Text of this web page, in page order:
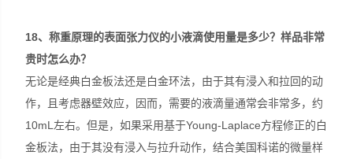
18、称重原理的表面张力仪的小液滴使用量是多少？样品非常
贵时怎么办？
无论是经典白金板法还是白金环法，由于其有浸入和拉回的动
作，且考虑器壁效应，因而，需要的液滴量通常会非常多，约
10mL左右。但是，如果采用基于Young-Laplace方程修正的白
金板法，由于其没有浸入与拉升动作，结合美国科诺的微量样